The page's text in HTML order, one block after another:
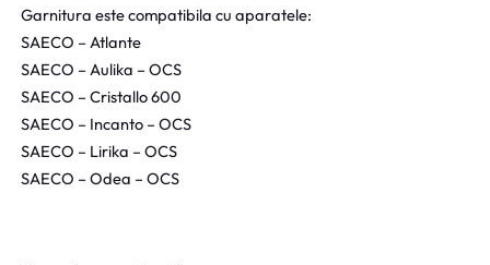
Garnitura este compatibila cu aparatele:
SAECO – Atlante
SAECO – Aulika – OCS
SAECO – Cristallo 600
SAECO – Incanto – OCS
SAECO – Lirika – OCS
SAECO – Odea – OCS